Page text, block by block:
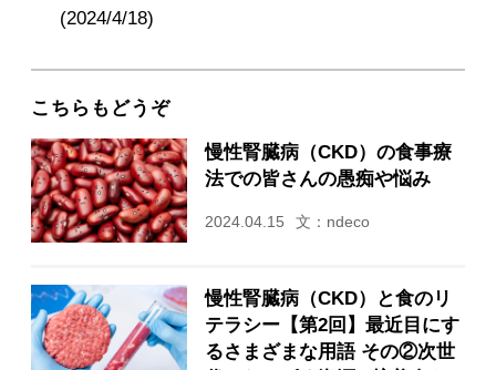
(2024/4/18)
こちらもどうぞ
慢性腎臓病（CKD）の食事療
法での皆さんの愚痴や悩み
2024.04.15 文：ndeco
慢性腎臓病（CKD）と食のリ
テラシー【第2回】最近目にす
るさまざまな用語 その②次世